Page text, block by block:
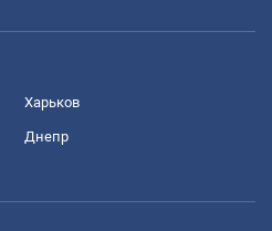
Харьков
Днепр